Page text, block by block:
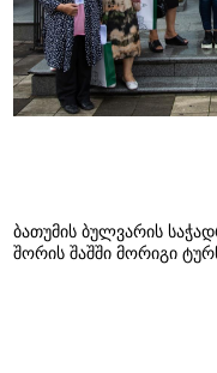
ბათუმის ბულვარის
შორის შაშში მორიგი